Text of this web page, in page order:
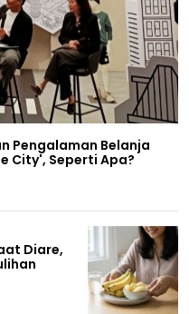
Pengalaman Belanja
City', Seperti Apa?
Diare,